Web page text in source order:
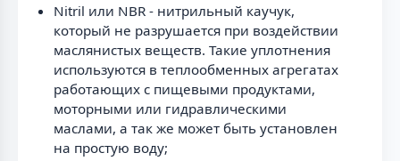
Nitril или NBR - нитрильный каучук,
который не разрушается при воздействии
маслянистых веществ. Такие уплотнения
используются в теплообменных агрегатах
работающих с пищевыми продуктами,
моторными или гидравлическими
маслами, а так же может быть установлен
на простую воду;